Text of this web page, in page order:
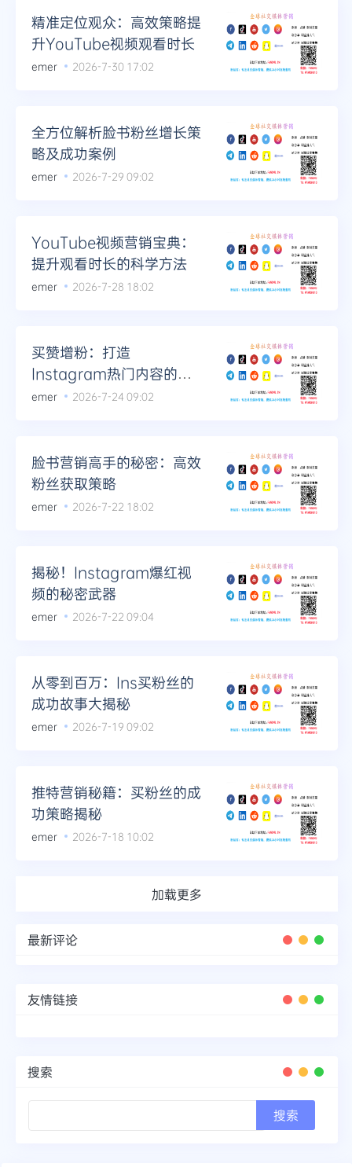
精准定位观众：高效策略提
升YouTube视频观看时长
emer 2026-7-30 17:02
全方位解析脸书粉丝增长策
略及成功案例
emer 2026-7-29 09:02
YouTube视频营销宝典：
提升观看时长的科学方法
emer 2026-7-28 18:02
买赞增粉：打造
Instagram热门内容的捷
径
emer 2026-7-24 09:02
脸书营销高手的秘密：高效
粉丝获取策略
emer 2026-7-22 18:02
揭秘！Instagram爆红视
频的秘密武器
emer 2026-7-22 09:04
从零到百万：Ins买粉丝的
成功故事大揭秘
emer 2026-7-19 09:02
推特营销秘籍：买粉丝的成
功策略揭秘
emer 2026-7-18 10:02
加载更多
最新评论
友情链接
搜索